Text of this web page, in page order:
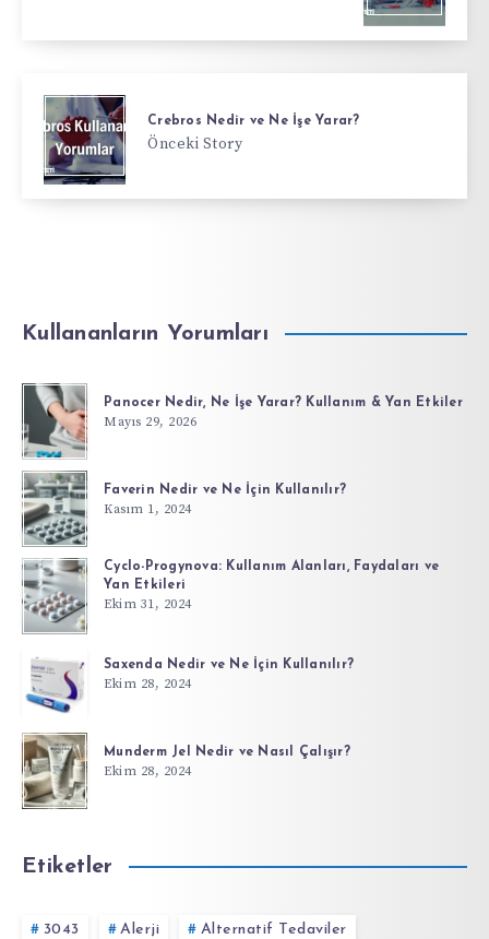
Crebros Nedir ve Ne İşe Yarar?
Önceki Story
Kullananların Yorumları
Panocer Nedir, Ne İşe Yarar? Kullanım & Yan Etkiler
Mayıs 29, 2026
Faverin Nedir ve Ne İçin Kullanılır?
Kasım 1, 2024
Cyclo-Progynova: Kullanım Alanları, Faydaları ve
Yan Etkileri
Ekim 31, 2024
Saxenda Nedir ve Ne İçin Kullanılır?
Ekim 28, 2024
Munderm Jel Nedir ve Nasıl Çalışır?
Ekim 28, 2024
Etiketler
3043 Alerji Alternatif Tedaviler